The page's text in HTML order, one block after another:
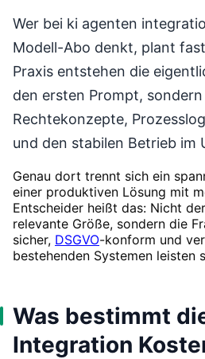
Wer bei ki agenten
Modell-Abo denkt, plant
Praxis entstehen die
den ersten Prompt,
Rechtekonzepte,
und den stabilen Betrieb im
Genau dort trennt sich ein
einer produktiven Lösung mit
Entscheider heißt das: Nicht
relevante Größe, sondern die
sicher, DSGVO-konform und
bestehenden Systemen leisten
Was bestimmt
Integration